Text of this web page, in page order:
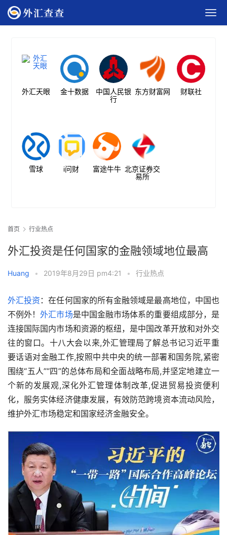
外汇天眼 金十数据
中国人民银
行
东方财富网 财联社
雪球 i问财 富途牛牛 北京证券交
易所
首页 行业热点
外汇投资是任何国家的金融领域地位最高
Huang • 2019年8月29日 pm4:21 • 行业热点
外汇投资 ：在任何国家的所有金融领域是最高地位，中国也
不例外！外汇市场是中国金融市场体系的重要组成部分，是
连接国际国内市场和资源的枢纽，是中国改革开放和对外交
往的窗口。十八大会以来,外汇管理局了解总书记习近平重
要话语对金融工作,按照中共中央的统一部署和国务院,紧密
围绕“五人”“四”的总体布局和全面战略布局,并坚定地建立一
个新的发展观,深化外汇管理体制改革,促进贸易投资便利
化，服务实体经济健康发展，有效防范跨境资本流动风险，
维护外汇市场稳定和国家经济金融安全。